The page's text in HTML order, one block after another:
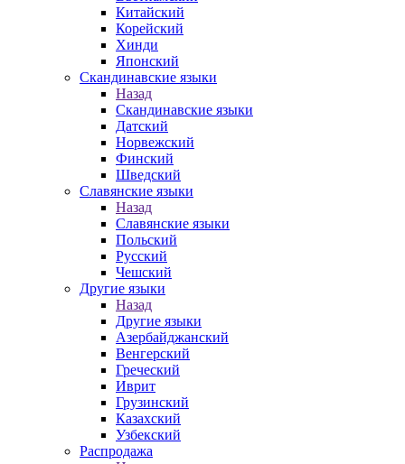
Китайский
Корейский
Хинди
Японский
Скандинавские языки
Назад
Скандинавские языки
Датский
Норвежский
Финский
Шведский
Славянские языки
Назад
Славянские языки
Польский
Русский
Чешский
Другие языки
Назад
Другие языки
Азербайджанский
Венгерский
Греческий
Иврит
Грузинский
Казахский
Узбекский
Распродажа